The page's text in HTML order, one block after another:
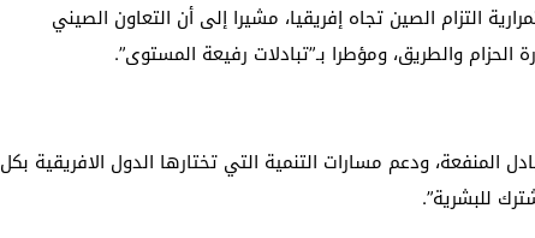
التزام الصين تجاه إفريقيا، مشيرا إلى أن التعاون الصيني
والطريق، ومؤطرا بـ”تبادلات رفيعة المستوى”.
المنفعة، ودعم مسارات التنمية التي تختارها الدول الافريقية بكل
للبشرية”.